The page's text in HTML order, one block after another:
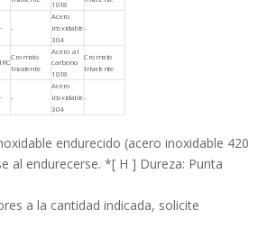
1018
-
Acero
inoxidable
304
-
Cromato
trivalente
Acero al
carbono
1018
Cromato
trivalente
-
Acero
inoxidable
304
-
endurecido (acero inoxidable 420
al endurecerse. *[ H ] Dureza: Punta
a la cantidad indicada, solicite